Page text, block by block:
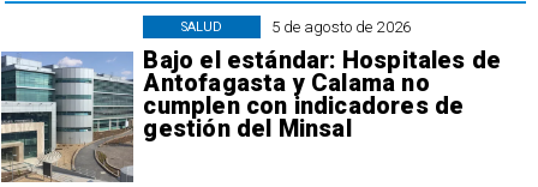
5 de agosto de 2026
Bajo el estándar: Hospitales de
Antofagasta y Calama no
cumplen con indicadores de
gestión del Minsal
SALUD